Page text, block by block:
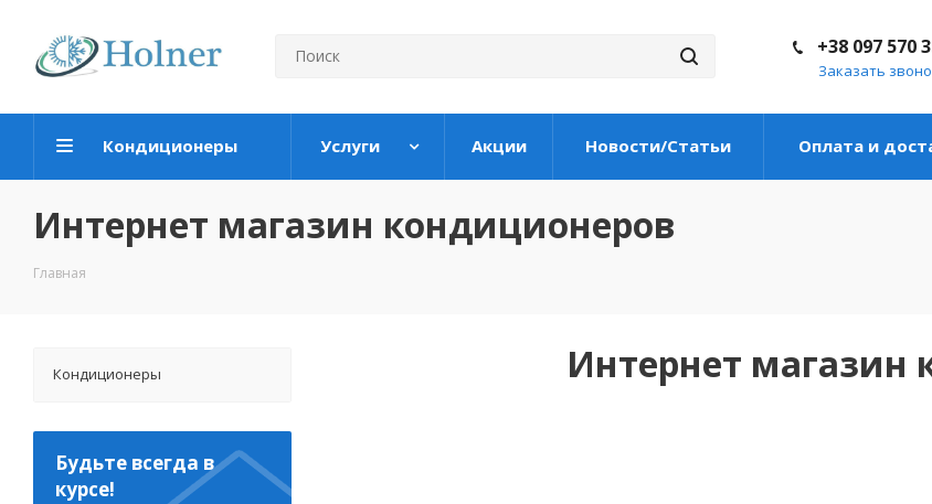
+38 097 570
Заказать
Кондиционеры Услуги Акции Новости/Статьи Оплата и
Интернет магазин кондиционеров
Главная
Интернет магазин
Кондиционеры
Будьте всегда в
курсе!